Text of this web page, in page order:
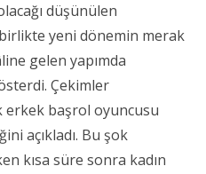
düşünülen
yeni dönemin merak
gelen yapımda
Çekimler
erkek başrol oyuncusu
açıkladı. Bu şok
kısa süre sonra kadın